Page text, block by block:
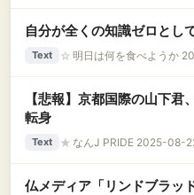
自分が全くの知識ゼロとし
Text ☆ 明日は何を食べようか
【悲報】京都国際の山下
転身
Text ★ なんJ PRIDE 2025-08-
仏メディア「リンドブラッ